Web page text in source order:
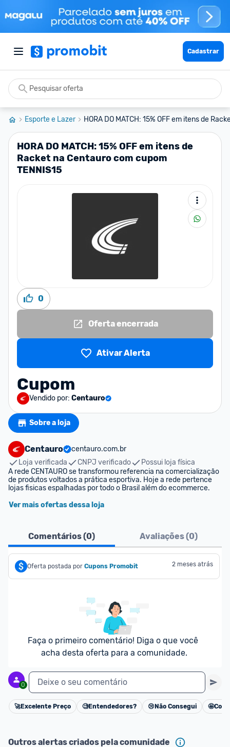
Cadastrar
Esporte e Lazer HORA DO MATCH: 15% OFF em itens de
HORA DO MATCH: 15% OFF em itens de
Racket na Centauro com cupom
TENNIS15
0
Oferta encerrada
Ativar Alerta
Cupom
Vendido por: Centauro
Sobre a loja
Centauro
centauro.com.br
Loja verificada
CNPJ verificado
Possui loja física
A rede CENTAURO se transformou referencia na comercialização
de produtos voltados a prática esportiva. Hoje a rede pertence
lojas fisicas espalhadas por todo o Brasil além do ecommerce.
Ver mais ofertas dessa loja
Comentários (0) Avaliações (0)
Oferta postada por Cupons Promobit 2 meses atrás
Faça o primeiro comentário! Diga o que você
acha desta oferta para a comunidade.
0 Deixe o seu comentário
Cancelar
🚀Excelente Preço 🧐Entendedores? 😢 Não Consegui 🤩
Outros alertas criados pela comunidade